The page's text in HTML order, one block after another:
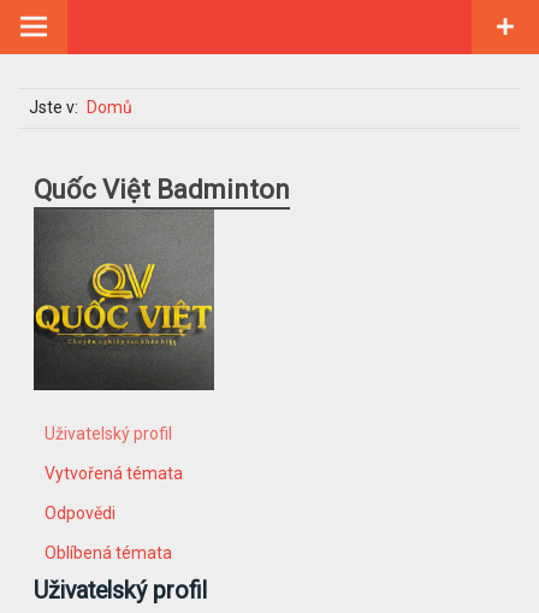
Jste v: Domů
Quốc Việt Badminton
Uživatelský profil
Vytvořená témata
Odpovědi
Oblíbená témata
Uživatelský profil